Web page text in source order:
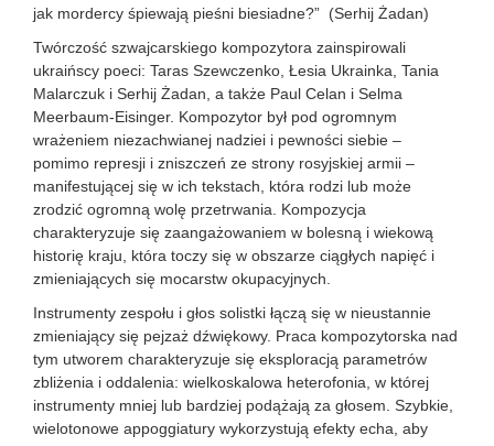
jak mordercy śpiewają pieśni biesiadne?” (Serhij Żadan)
Twórczość szwajcarskiego kompozytora zainspirowali
ukraińscy poeci: Taras Szewczenko, Łesia Ukrainka, Tania
Malarczuk i Serhij Żadan, a także Paul Celan i Selma
Meerbaum-Eisinger. Kompozytor był pod ogromnym
wrażeniem niezachwianej nadziei i pewności siebie –
pomimo represji i zniszczeń ze strony rosyjskiej armii –
manifestującej się w ich tekstach, która rodzi lub może
zrodzić ogromną wolę przetrwania. Kompozycja
charakteryzuje się zaangażowaniem w bolesną i wiekową
historię kraju, która toczy się w obszarze ciągłych napięć i
zmieniających się mocarstw okupacyjnych.
Instrumenty zespołu i głos solistki łączą się w nieustannie
zmieniający się pejzaż dźwiękowy. Praca kompozytorska nad
tym utworem charakteryzuje się eksploracją parametrów
zbliżenia i oddalenia: wielkoskalowa heterofonia, w której
instrumenty mniej lub bardziej podążają za głosem. Szybkie,
wielotonowe appoggiatury wykorzystują efekty echa, aby